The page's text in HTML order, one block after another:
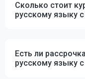
Сколько стоит
русскому языку
Есть ли
русскому языку